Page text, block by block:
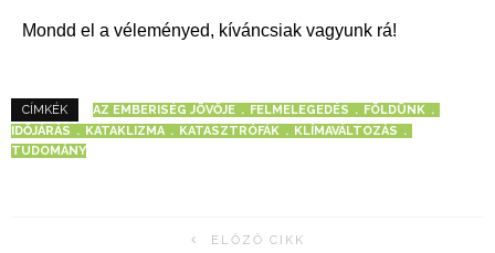
Mondd el a véleményed, kíváncsiak vagyunk rá!
CÍMKÉK AZ EMBERISÉG JÖVŐJE FELMELEGEDÉS
FÖLDÜNK
IDŐJÁRÁS
KATAKLIZMA KATASZTRÓFÁK
KLÍMAVÁLTOZÁS
TUDOMÁNY
ELŐZŐ CIKK